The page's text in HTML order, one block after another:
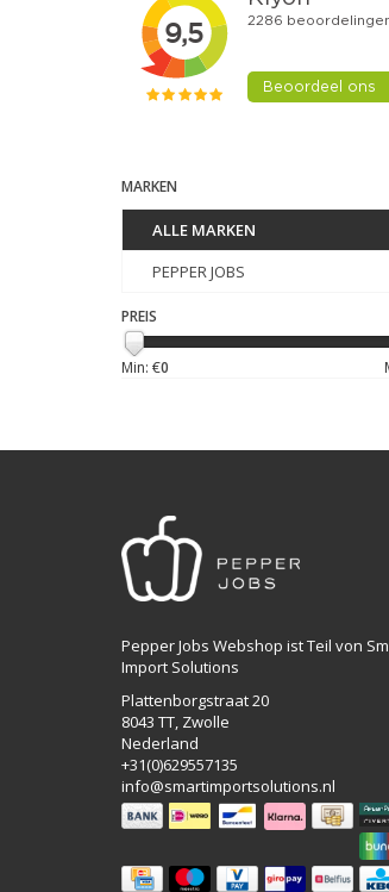
MARKEN
ALLE MARKEN
PEPPER JOBS
PREIS
Min: €0
Pepper Jobs Webshop ist Teil von
Import Solutions
Plattenborgstraat 20
8043 TT, Zwolle
Nederland
+31(0)629557135
info@smartimportsolutions.nl